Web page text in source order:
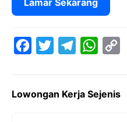
Lamar Sekarang
e
t
e
W
t
y
Lowongan Kerja Sejenis